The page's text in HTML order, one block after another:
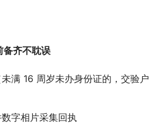
备齐不耽误
满 16 周岁未办身份证的，交验户
字相片采集回执